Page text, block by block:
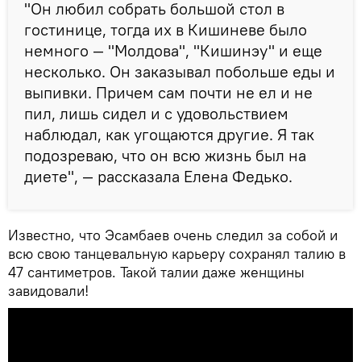
"Он любил собрать большой стол в
гостинице, тогда их в Кишиневе было
немного — "Молдова", "Кишинэу" и еще
несколько. Он заказывал побольше еды и
выпивки. Причем сам почти не ел и не
пил, лишь сидел и с удовольствием
наблюдал, как угощаются другие. Я так
подозреваю, что он всю жизнь был на
диете", — рассказала Елена Федько.
Известно, что Эсамбаев очень следил за собой и
всю свою танцевальную карьеру сохранял талию в
47 сантиметров. Такой талии даже женщины
завидовали!